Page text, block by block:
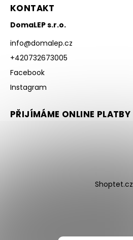
KONTAKT
DomaLEP s.r.o.
info@domalep.cz
+420732673005
Facebook
Instagram
PŘIJÍMÁME ONLINE PLATBY
Shoptet.cz